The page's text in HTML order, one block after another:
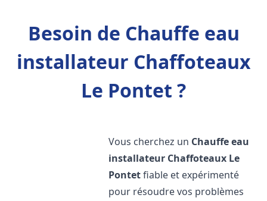
Besoin de Chauffe eau
installateur Chaffoteaux
Le Pontet ?
Vous cherchez un Chauffe eau
installateur Chaffoteaux Le
Pontetfiable et expérimenté
pour résoudre vos problèmes